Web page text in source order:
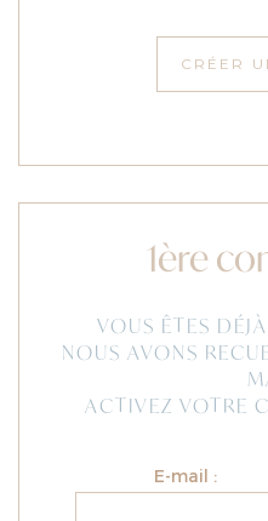
CRÉER
1ère
VOUS ÊTES
NOUS AVONS
ACTIVEZ VOTRE
E-mail :